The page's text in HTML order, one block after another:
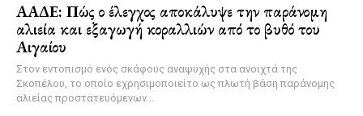
ΑΑΔΕ: Πώς ο έλεγχος αποκάλυψε την παράνομη
αλιεία και εξαγωγή κοραλλιών από το βυθό του
Αιγαίου
Στον εντοπισμό ενός σκάφους αναψυχής στα ανοιχτά της
Σκοπέλου, το οποίο εχρησιμοποιείτο ως πλωτή βάση παράνομης
αλιείας προστατευόμενων...